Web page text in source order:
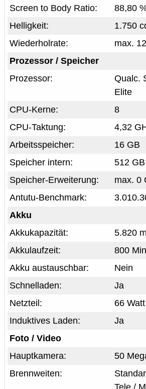
88,80
Screen to Body Ratio:
1.750
Helligkeit:
max.
Wiederholrate:
Prozessor / Speicher
Qualc.
Elite
Prozessor:
8
CPU-Kerne:
4,32
CPU-Taktung:
16 GB
Arbeitsspeicher:
512 GB
Speicher intern:
max. 0
Speicher-Erweiterung:
Antutu-Benchmark:
Akku
5.820
Akkukapazität:
800
Akkulaufzeit:
Nein
Akku austauschbar:
Ja
Schnelladen:
66 Watt
Netzteil:
Ja
Induktives Laden:
Foto / Video
50
Hauptkamera:
Tele /
Brennweiten: